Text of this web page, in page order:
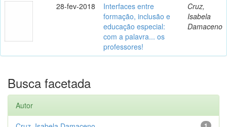
28-fev-2018
Interfaces entre
formação, inclusão e
educação especial:
com a palavra... os
professores!
Cruz,
Isabela
Damaceno
Busca facetada
Autor